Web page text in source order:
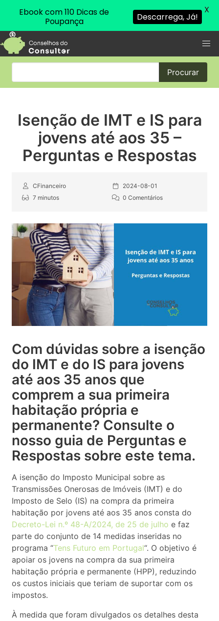
Procurar
Isenção de IMT e IS para
jovens até aos 35 –
Perguntas e Respostas
CFinanceiro
2024-08-01
7 minutos
0 Comentários
Com dúvidas sobre a isenção
do IMT e do IS para jovens
até aos 35 anos que
comprem a sua primeira
habitação própria e
permanente? Consulte o
nosso guia de Perguntas e
Respostas sobre este tema.
A isenção do Imposto Municipal sobre as
Transmissões Onerosas de Imóveis (IMT) e do
Imposto de Selo (IS) na compra da primeira
habitação por jovens até aos 35 anos consta do
Decreto-Lei n.º 48-A/2024, de 25 de julho e faz
parte do conjunto de 14 medidas inseridas no
programa “Tens Futuro em Portugal“. O objetivo é
apoiar os jovens na compra da sua primeira
habitação própria e permanente (HPP), reduzindo
os custos iniciais que teriam de suportar com os
impostos.
À medida que foram divulgados os detalhes desta
Ebook com 110 Dicas de
Poupança
Descarrega, Já!
X